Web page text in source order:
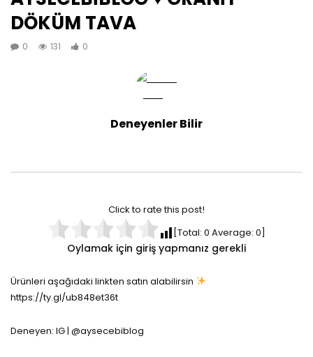
DÖKÜM TAVA
0 131 0
Deneyenler Bilir
Click to rate this post!
[Total: 0 Average: 0]
Oylamak için giriş yapmanız gerekli
Ürünleri aşağıdaki linkten satın alabilirsin
https://ty.gl/ub848et36t
Deneyen: IG | @aysecebiblog